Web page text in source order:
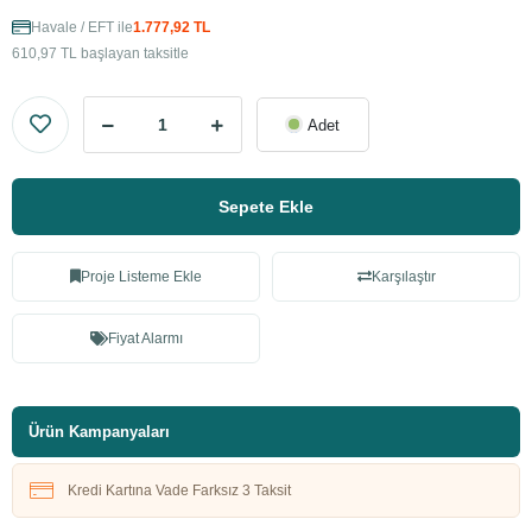
Havale / EFT ile1.777,92 TL
610,97 TL başlayan taksitle
Adet
Sepete Ekle
Proje Listeme Ekle Karşılaştır
Fiyat Alarmı
Ürün Kampanyaları
Kredi Kartına Vade Farksız 3 Taksit